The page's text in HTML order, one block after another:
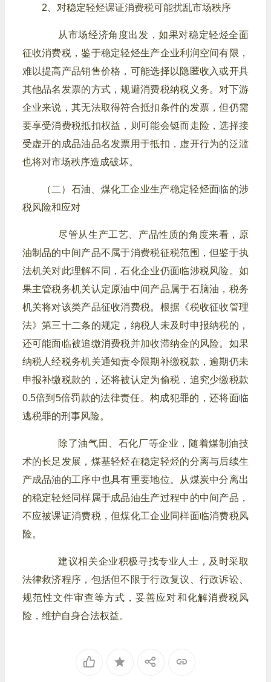
2、对稳定轻烃课证消费税可能扰乱市场秩序
从市场经济角度出发，如果对稳定轻烃全面
征收消费税，鉴于稳定轻烃生产企业利润空间有限，
难以提高产品销售价格，可能选择以隐匿收入或开具
其他品名发票的方式，规避消费税纳税义务。对下游
企业来说，其无法取得符合抵扣条件的发票，但仍需
要享受消费税抵扣权益，则可能会铤而走险，选择接
受虚开的成品油品名发票用于抵扣，虚开行为的泛滥
也将对市场秩序造成破坏。
（二）石油、煤化工企业生产稳定轻烃面临的涉
税风险和应对
尽管从生产工艺、产品性质的角度来看，原
油制品的中间产品不属于消费税征税范围，但鉴于执
法机关对此理解不同，石化企业仍面临涉税风险。如
果主管税务机关认定原油中间产品属于石脑油，税务
机关将对该类产品征收消费税。根据《税收征收管理
法》第三十二条的规定，纳税人未及时申报纳税的，
还可能面临被追缴消费税并加收滞纳金的风险。如果
纳税人经税务机关通知责令限期补缴税款，逾期仍未
申报补缴税款的，还将被认定为偷税，追究少缴税款
0.5倍到5倍罚款的法律责任。构成犯罪的，还将面临
逃税罪的刑事风险。
除了油气田、石化厂等企业，随着煤制油技
术的长足发展，煤基轻烃在稳定轻烃的分离与后续生
产成品油的工序中也具有重要地位。从煤炭中分离出
的稳定轻烃同样属于成品油生产过程中的中间产品，
不应被课证消费税，但煤化工企业同样面临消费税风
险。
建议相关企业积极寻找专业人士，及时采取
法律救济程序，包括但不限于行政复议、行政诉讼、
规范性文件审查等方式，妥善应对和化解消费税风
险，维护自身合法权益。